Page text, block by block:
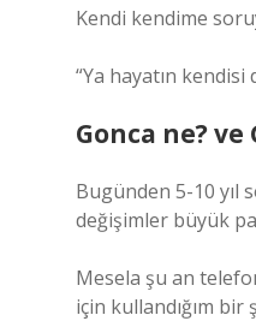
Kendi kendime
“Ya hayatın
Gonca ne? ve
Bugünden 5-10 yıl
değişimler büyük
Mesela şu an
için kullandığım